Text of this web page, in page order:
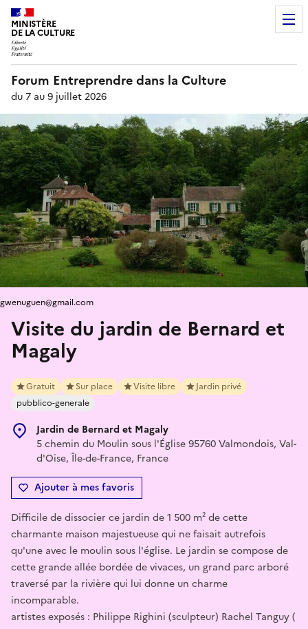
MINISTÈRE
DE LA CULTURE
Forum Entreprendre dans la Culture
du 7 au 9 juillet 2026
Visite du jardin de Bernard et
Magaly
Gratuit Sur place Visite libre
Jardin privé
pubblico-generale
Jardin de Bernard et Magaly
5 chemin du Moulin sous l'Église 95760 Valmondois, Val-
d'Oise, Île-de-France, France
Ajouter à mes favoris
gwenuguen@gmail.com
Difficile de dissocier ce jardin de 1 500 m² de cette
charmante maison majestueuse qui ne faisait autrefois
qu'une avec le moulin sous l'église. Le jardin se compose de
cette grande allée bordée de vivaces, un grand parc arboré
traversé par la rivière qui lui donne un charme
incomparable.
artistes exposés : Philippe Righini (sculpteur) Rachel Tanguy (